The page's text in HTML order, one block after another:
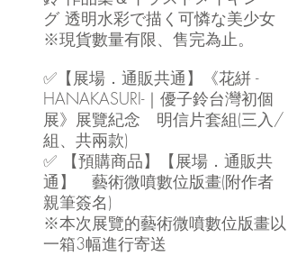
グ 透明水彩で描く可憐な美少女
※現貨數量有限、售完為止。
✅【展場．通販共通】《花絣 -
HANAKASURI-｜優子鈴台灣初個
展》展覽紀念　明信片套組(三入/
組、共兩款)
✅ 【預購商品】【展場．通販共
通】　藝術微噴數位版畫(附作者
親筆簽名)
※本次展覽的藝術微噴數位版畫以
一箱3幅進行寄送